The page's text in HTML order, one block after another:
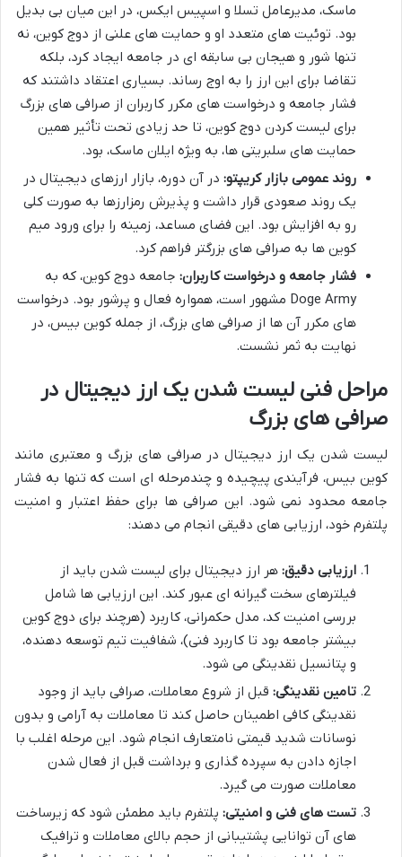
ماسک، مدیرعامل تسلا و اسپیس ایکس، در این میان بی بدیل
بود. توئیت های متعدد او و حمایت های علنی از دوج کوین، نه
تنها شور و هیجان بی سابقه ای در جامعه ایجاد کرد، بلکه
تقاضا برای این ارز را به اوج رساند. بسیاری اعتقاد داشتند که
فشار جامعه و درخواست های مکرر کاربران از صرافی های بزرگ
برای لیست کردن دوج کوین، تا حد زیادی تحت تأثیر همین
حمایت های سلبریتی ها، به ویژه ایلان ماسک، بود.
روند عمومی بازار کریپتو: در آن دوره، بازار ارزهای دیجیتال در
یک روند صعودی قرار داشت و پذیرش رمزارزها به صورت کلی
رو به افزایش بود. این فضای مساعد، زمینه را برای ورود میم
کوین ها به صرافی های بزرگتر فراهم کرد.
فشار جامعه و درخواست کاربران: جامعه دوج کوین، که به
Doge Army مشهور است، همواره فعال و پرشور بود. درخواست
های مکرر آن ها از صرافی های بزرگ، از جمله کوین بیس، در
نهایت به ثمر نشست.
مراحل فنی لیست شدن یک ارز دیجیتال در
صرافی های بزرگ
لیست شدن یک ارز دیجیتال در صرافی های بزرگ و معتبری مانند
کوین بیس، فرآیندی پیچیده و چندمرحله ای است که تنها به فشار
جامعه محدود نمی شود. این صرافی ها برای حفظ اعتبار و امنیت
پلتفرم خود، ارزیابی های دقیقی انجام می دهند:
ارزیابی دقیق: هر ارز دیجیتال برای لیست شدن باید از
فیلترهای سخت گیرانه ای عبور کند. این ارزیابی ها شامل
بررسی امنیت کد، مدل حکمرانی، کاربرد (هرچند برای دوج کوین
بیشتر جامعه بود تا کاربرد فنی)، شفافیت تیم توسعه دهنده،
و پتانسیل نقدینگی می شود.
تامین نقدینگی: قبل از شروع معاملات، صرافی باید از وجود
نقدینگی کافی اطمینان حاصل کند تا معاملات به آرامی و بدون
نوسانات شدید قیمتی نامتعارف انجام شود. این مرحله اغلب با
اجازه دادن به سپرده گذاری و برداشت قبل از فعال شدن
معاملات صورت می گیرد.
تست های فنی و امنیتی: پلتفرم باید مطمئن شود که زیرساخت
های آن توانایی پشتیبانی از حجم بالای معاملات و ترافیک